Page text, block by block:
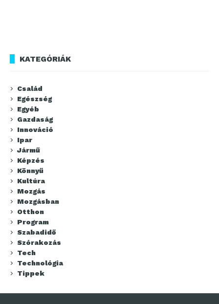
KATEGÓRIÁK
Család
Egészség
Egyéb
Gazdaság
Innováció
Ipar
Jármű
Képzés
Könnyű
Kultúra
Mozgás
Mozgásban
Otthon
Program
Szabadidő
Szórakozás
Tech
Technológia
Tippek